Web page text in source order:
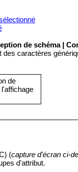
de schéma |
caractères
de
(capture d'écran ci-
d'attribut.